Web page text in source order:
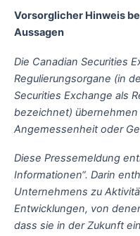
Vorsorglicher Hinweis
Aussagen
Die Canadian Securities
Regulierungsorgane (in
Securities Exchange als
bezeichnet)
Angemessenheit oder
Diese Pressemeldung
Informationen“. Darin
Unternehmens zu
Entwicklungen, von
dass sie in der Zukunft